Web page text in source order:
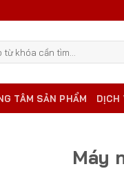
TÂM SẢN PHẨM DỊCH
Máy